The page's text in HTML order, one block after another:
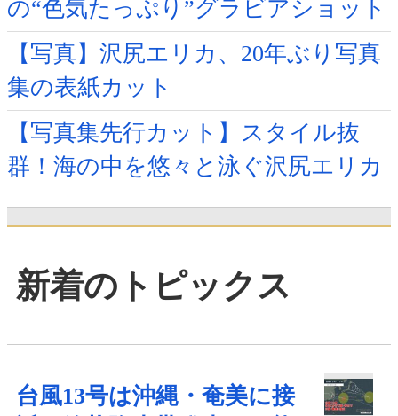
の“色気たっぷり”グラビアショット
【写真】沢尻エリカ、20年ぶり写真
集の表紙カット
【写真集先行カット】スタイル抜
群！海の中を悠々と泳ぐ沢尻エリカ
新着のトピックス
台風13号は沖縄・奄美に接